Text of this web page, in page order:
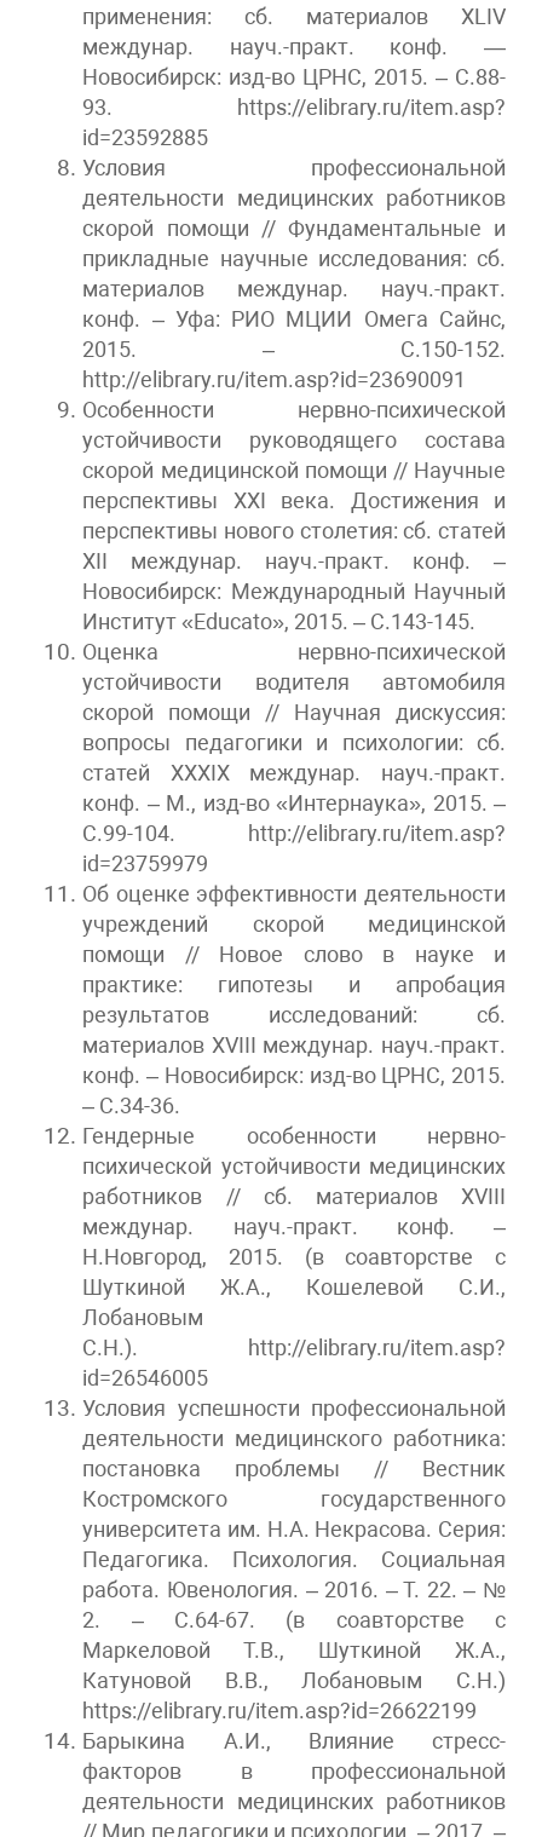
применения: сб. материалов ХLIV
междунар. науч.-практ. конф. —
Новосибирск: изд-во ЦРНС, 2015. – С.88-
93. https://elibrary.ru/item.asp?
id=23592885
Условия профессиональной
деятельности медицинских работников
скорой помощи // Фундаментальные и
прикладные научные исследования: сб.
материалов междунар. науч.-практ.
конф. – Уфа: РИО МЦИИ Омега Сайнс,
2015. – С.150-152.
http://elibrary.ru/item.asp?id=23690091
Особенности нервно-психической
устойчивости руководящего состава
скорой медицинской помощи // Научные
перспективы XXI века. Достижения и
перспективы нового столетия: сб. статей
XII междунар. науч.-практ. конф. –
Новосибирск: Международный Научный
Институт «Educato», 2015. – С.143-145.
Оценка нервно-психической
устойчивости водителя автомобиля
скорой помощи // Научная дискуссия:
вопросы педагогики и психологии: сб.
статей XXXIX междунар. науч.-практ.
конф. – М., изд-во «Интернаука», 2015. –
С.99-104. http://elibrary.ru/item.asp?
id=23759979
Об оценке эффективности деятельности
учреждений скорой медицинской
помощи // Новое слово в науке и
практике: гипотезы и апробация
результатов исследований: сб.
материалов XVIII междунар. науч.-практ.
конф. – Новосибирск: изд-во ЦРНС, 2015.
– С.34-36.
Гендерные особенности нервно-
психической устойчивости медицинских
работников // сб. материалов XVIII
междунар. науч.-практ. конф. –
Н.Новгород, 2015. (в соавторстве с
Шуткиной Ж.А., Кошелевой С.И.,
Лобановым
С.Н.). http://elibrary.ru/item.asp?
id=26546005
Условия успешности профессиональной
деятельности медицинского работника:
постановка проблемы // Вестник
Костромского государственного
университета им. Н.А. Некрасова. Серия:
Педагогика. Психология. Социальная
работа. Ювенология. – 2016. – Т. 22. – №
2. – С.64-67. (в соавторстве с
Маркеловой Т.В., Шуткиной Ж.А.,
Катуновой В.В., Лобановым С.Н.)
https://elibrary.ru/item.asp?id=26622199
Барыкина А.И., Влияние стресс-
факторов в профессиональной
деятельности медицинских работников
// Мир педагогики и психологии. – 2017. –